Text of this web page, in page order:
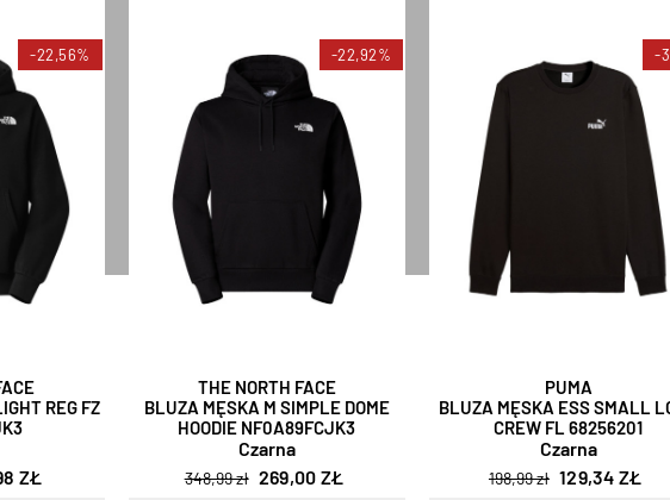
-22,56%
REG FZ
ZŁ
-22,92%
THE NORTH FACE
BLUZA MĘSKA M SIMPLE DOME
HOODIE NF0A89FCJK3
Czarna
348,99 zł 269,00 ZŁ
-
PUMA
BLUZA MĘSKA ESS SMALL
CREW FL 68256201
Czarna
198,99 zł 129,34 ZŁ